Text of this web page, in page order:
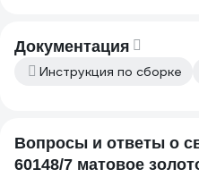
Документация
Инструкция по сборке
Вопросы и ответы о
60148/7 матовое